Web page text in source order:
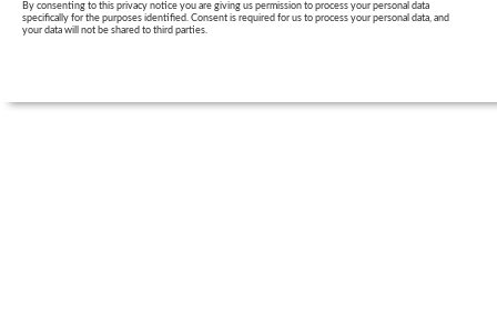
By consenting to this privacy notice you are giving us permission to process your personal data
specifically for the purposes identified. Consent is required for us to process your personal data, and
your data will not be shared to third parties.